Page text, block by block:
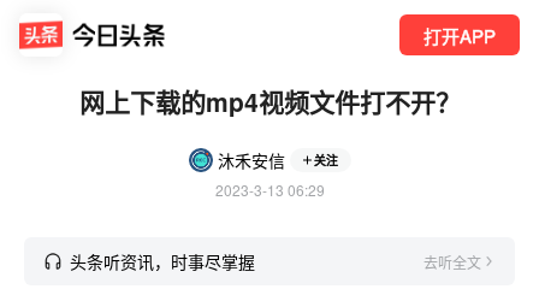
打开APP
网上下载的mp4视频文件打不开？
沐禾安信 关注
2023-3-13 06:29
头条听资讯，时事尽掌握 去听全文